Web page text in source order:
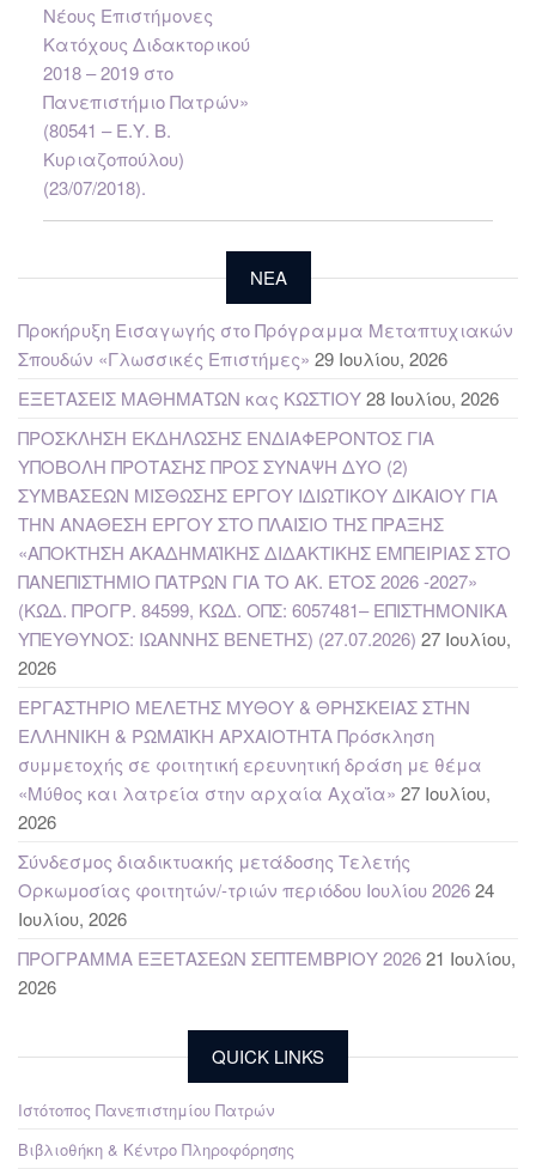
Νέους Επιστήμονες
Κατόχους Διδακτορικού
2018 – 2019 στο
Πανεπιστήμιο Πατρών»
(80541 – Ε.Υ. Β.
Κυριαζοπούλου)
(23/07/2018).
NEA
Προκήρυξη Εισαγωγής στο Πρόγραμμα Μεταπτυχιακών
Σπουδών «Γλωσσικές Επιστήμες» 29 Ιουλίου, 2026
ΕΞΕΤΑΣΕΙΣ ΜΑΘΗΜΑΤΩΝ κας ΚΩΣΤΙΟΥ28 Ιουλίου, 2026
ΠΡΟΣΚΛΗΣΗ ΕΚΔΗΛΩΣΗΣ ΕΝΔΙΑΦΕΡΟΝΤΟΣ ΓΙΑ
ΥΠΟΒΟΛΗ ΠΡΟΤΑΣΗΣ ΠΡΟΣ ΣΥΝΑΨΗ ΔΥΟ (2)
ΣΥΜΒΑΣΕΩΝ ΜΙΣΘΩΣΗΣ ΕΡΓΟΥ ΙΔΙΩΤΙΚΟΥ ΔΙΚΑΙΟΥ ΓΙΑ
ΤΗΝ ΑΝΑΘΕΣΗ ΕΡΓΟΥ ΣΤΟ ΠΛΑΙΣΙΟ ΤΗΣ ΠΡΑΞΗΣ
«ΑΠΟΚΤΗΣΗ ΑΚΑΔΗΜΑΪΚΗΣ ΔΙΔΑΚΤΙΚΗΣ ΕΜΠΕΙΡΙΑΣ ΣΤΟ
ΠΑΝΕΠΙΣΤΗΜΙΟ ΠΑΤΡΩΝ ΓΙΑ ΤΟ ΑΚ. ΕΤΟΣ 2026 -2027»
(ΚΩΔ. ΠΡΟΓΡ. 84599, ΚΩΔ. ΟΠΣ: 6057481– ΕΠΙΣΤΗΜΟΝΙΚΑ
ΥΠΕΥΘΥΝΟΣ: ΙΩΑΝΝΗΣ ΒΕΝΕΤΗΣ) (27.07.2026) 27 Ιουλίου,
2026
ΕΡΓΑΣΤΗΡΙΟ ΜΕΛΕΤΗΣ ΜΥΘΟΥ & ΘΡΗΣΚΕΙΑΣ ΣΤΗΝ
ΕΛΛΗΝΙΚΗ & ΡΩΜΑΪΚΗ ΑΡΧΑΙΟΤΗΤΑ Πρόσκληση
συμμετοχής σε φοιτητική ερευνητική δράση με θέμα
«Μύθος και λατρεία στην αρχαία Αχαΐα» 27 Ιουλίου,
2026
Σύνδεσμος διαδικτυακής μετάδοσης Τελετής
Ορκωμοσίας φοιτητών/-τριών περιόδου Ιουλίου 202624
Ιουλίου, 2026
ΠΡΟΓΡΑΜΜΑ ΕΞΕΤΑΣΕΩΝ ΣΕΠΤΕΜΒΡΙΟΥ 202621 Ιουλίου,
2026
QUICK LINKS
Ιστότοπος Πανεπιστημίου Πατρών
Βιβλιοθήκη & Κέντρο Πληροφόρησης